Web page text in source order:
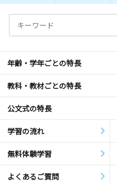
年齢・学年ごとの特長
教科・教材ごとの特長
公文式の特長
学習の流れ
無料体験学習
よくあるご質問